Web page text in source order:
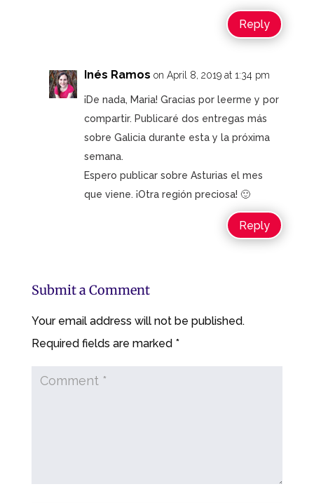
Reply
Inés Ramos on April 8, 2019 at 1:34 pm
¡De nada, Maria! Gracias por leerme y por
compartir. Publicaré dos entregas más
sobre Galicia durante esta y la próxima
semana.
Espero publicar sobre Asturias el mes
que viene. ¡Otra región preciosa! 🙂
Reply
Submit a Comment
Your email address will not be published.
Required fields are marked *